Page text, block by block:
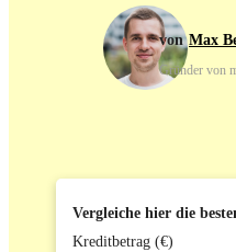
Max
Gründer von
Vergleiche hier die
Kreditbetrag (€)